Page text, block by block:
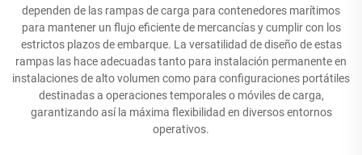
dependen de las rampas de carga para contenedores marítimos
para mantener un flujo eficiente de mercancías y cumplir con los
estrictos plazos de embarque. La versatilidad de diseño de estas
rampas las hace adecuadas tanto para instalación permanente en
instalaciones de alto volumen como para configuraciones portátiles
destinadas a operaciones temporales o móviles de carga,
garantizando así la máxima flexibilidad en diversos entornos
operativos.